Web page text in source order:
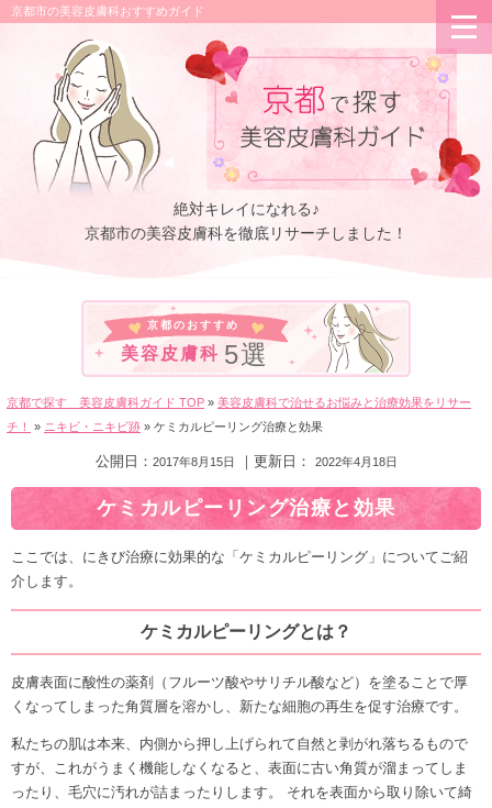
京都市の美容皮膚科おすすめガイド
絶対キレイになれる♪
京都市の美容皮膚科を徹底リサーチしました！
京都のおすすめ
美容皮膚科 5選
京都で探す 美容皮膚科ガイド TOP » 美容皮膚科で治せるお悩みと治療効果をリサー
チ！
» ニキビ・ニキビ跡 » ケミカルピーリング治療と効果
公開日： 2017年8月15日 ｜更新日： 2022年4月18日
ケミカルピーリング治療と効果
ここでは、にきび治療に効果的な「ケミカルピーリング」についてご紹
介します。
ケミカルピーリングとは？
皮膚表面に酸性の薬剤（フルーツ酸やサリチル酸など）を塗ることで厚
くなってしまった角質層を溶かし、新たな細胞の再生を促す治療です。
私たちの肌は本来、内側から押し上げられて自然と剥がれ落ちるもので
すが、これがうまく機能しなくなると、表面に古い角質が溜まってしま
ったり、毛穴に汚れが詰まったりします。 それを表面から取り除いて綺